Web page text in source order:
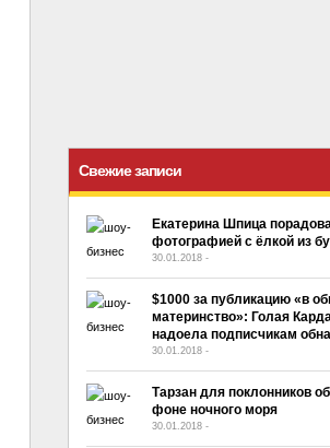
Свежие записи
Екатерина Шпица
фотографией с ёлкой из
30.01.2018-
$1000 за публикацию «в
материнство»: Голая
надоела подписчикам
30.01.2018-
Тарзан для поклонников
фоне ночного моря
30.01.2018-